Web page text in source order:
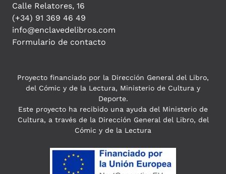
Calle Relatores, 16
(+34) 91 369 46 49
info@enclavedelibros.com
Formulario de contacto
Proyecto financiado por la Dirección General del Libro,
del Cómic y de la Lectura, Ministerio de Cultura y
Deporte.
Este proyecto ha recibido una ayuda del Ministerio de
Cultura, a través de la Dirección General del Libro, del
Cómic y de la Lectura